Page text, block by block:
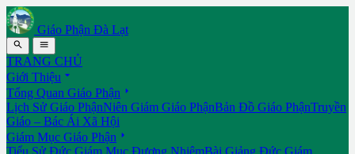
Giáo Phận Đà Lạt
 
TRANG CHỦ
Giới Thiệu 
Tổng Quan Giáo Phận 
Lịch Sử Giáo PhậnNiên Giám Giáo PhậnBản Đồ Giáo PhậnTruyền
Giáo – Bác Ái Xã Hội
Giám Mục Giáo Phận 
Tiểu Sử Đức Giám Mục Đương NhiệmBài Giảng Đức Giám